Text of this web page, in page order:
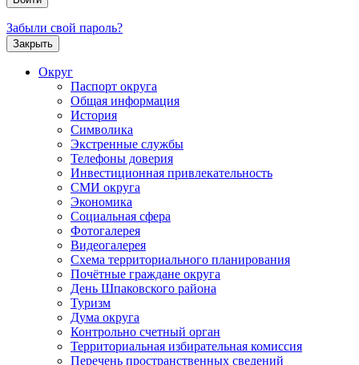
Забыли свой пароль?
Закрыть
Округ
Паспорт округа
Общая информация
История
Символика
Экстренные службы
Телефоны доверия
Инвестиционная привлекательность
СМИ округа
Экономика
Социальная сфера
Фотогалерея
Видеогалерея
Схема территориального планирования
Почётные граждане округа
День Шпаковского района
Туризм
Дума округа
Контрольно счетный орган
Территориальная избирательная комиссия
Перечень пространственных сведений